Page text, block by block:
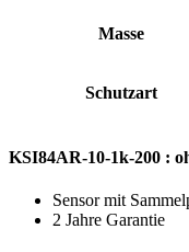
Masse
Schutzart
KSI84AR-10-1k-200 :
Sensor mit
2 Jahre Garantie